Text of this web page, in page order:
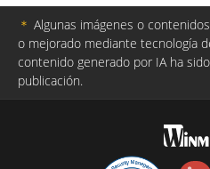
＊ Algunas imágenes o
o mejorado mediante tecnología
contenido generado por IA ha
publicación.